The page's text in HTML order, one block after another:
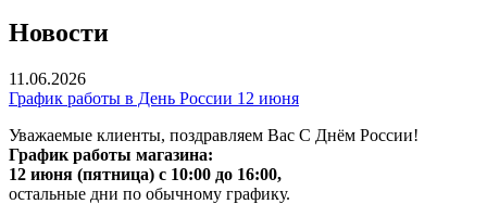
Новости
11.06.2026
График работы в День России 12 июня
Уважаемые клиенты, поздравляем Вас С Днём России!
График работы магазина:
12 июня (пятница) с 10:00 до 16:00,
остальные дни по обычному графику.